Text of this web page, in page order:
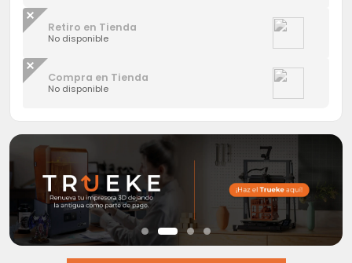
Retiro en Tienda
No disponible
Compra en Tienda
No disponible